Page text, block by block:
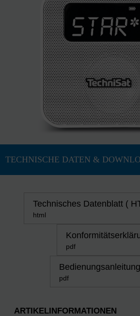
Technisches Datenblatt (
html
pdf
pdf
ARTIKELINFORMATIONEN